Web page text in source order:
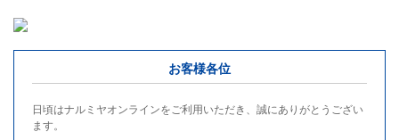
お客様各位
日頃はナルミヤオンラインをご利用いただき、誠にありがとうござい
ます。